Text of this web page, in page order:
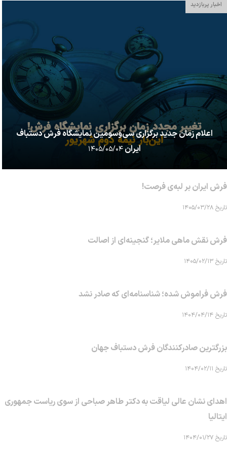
اخبار پربازدید
اعلام زمان جدید برگزاری سی‌وسومین نمایشگاه فرش دستباف
ایران۱۴۰۵/۰۵/۰۴
فرش ایران بر لبه‌ی فرصت!
تاریخ ۱۴۰۵/۰۳/۲۸
فرش نقش ماهی‌ ملایر؛ گنجینه‌ای از اصالت
تاریخ ۱۴۰۵/۰۲/۱۳
فرش فراموش شده؛ شناسنامه‌ای که صادر نشد
تاریخ ۱۴۰۴/۰۴/۱۴
بزرگترین صادرکنندگان فرش دستباف جهان
تاریخ ۱۴۰۴/۰۲/۱۱
اهدای نشان عالی لیاقت به دکتر طاهر صباحی از سوی ریاست جمهوری
ایتالیا
تاریخ ۱۴۰۴/۰۱/۲۷